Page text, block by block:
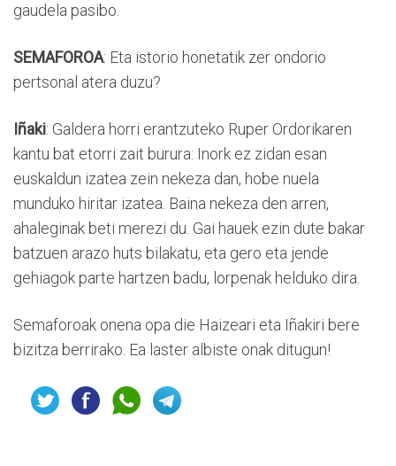
gaudela pasibo.
SEMAFOROA: Eta istorio honetatik zer ondorio
pertsonal atera duzu?
Iñaki: Galdera horri erantzuteko Ruper Ordorikaren
kantu bat etorri zait burura: Inork ez zidan esan
euskaldun izatea zein nekeza dan, hobe nuela
munduko hiritar izatea. Baina nekeza den arren,
ahaleginak beti merezi du. Gai hauek ezin dute bakar
batzuen arazo huts bilakatu, eta gero eta jende
gehiagok parte hartzen badu, lorpenak helduko dira.
Semaforoak onena opa die Haizeari eta Iñakiri bere
bizitza berrirako. Ea laster albiste onak ditugun!